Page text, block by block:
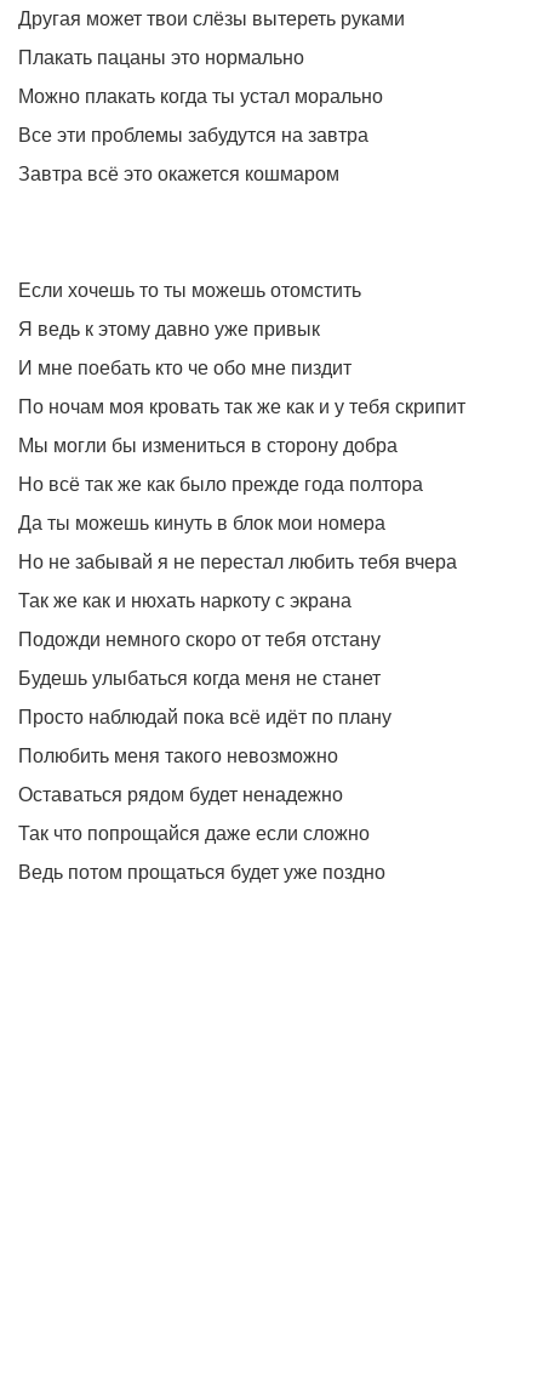
Другая может твои слёзы вытереть руками
Плакать пацаны это нормально
Можно плакать когда ты устал морально
Все эти проблемы забудутся на завтра
Завтра всё это окажется кошмаром
Если хочешь то ты можешь отомстить
Я ведь к этому давно уже привык
И мне поебать кто че обо мне пиздит
По ночам моя кровать так же как и у тебя скрипит
Мы могли бы измениться в сторону добра
Но всё так же как было прежде года полтора
Да ты можешь кинуть в блок мои номера
Но не забывай я не перестал любить тебя вчера
Так же как и нюхать наркоту с экрана
Подожди немного скоро от тебя отстану
Будешь улыбаться когда меня не станет
Просто наблюдай пока всё идёт по плану
Полюбить меня такого невозможно
Оставаться рядом будет ненадежно
Так что попрощайся даже если сложно
Ведь потом прощаться будет уже поздно